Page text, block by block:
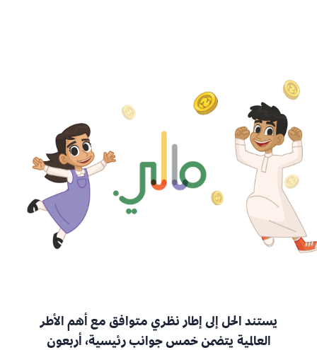
يستند الحل إلى إطار نظري متوافق مع أهم الأطر
العالمية يتضمن خمس جوانب رئيسية، أربعون